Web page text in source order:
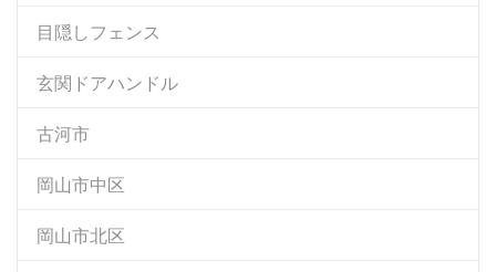
目隠しフェンス
玄関ドアハンドル
古河市
岡山市中区
岡山市北区